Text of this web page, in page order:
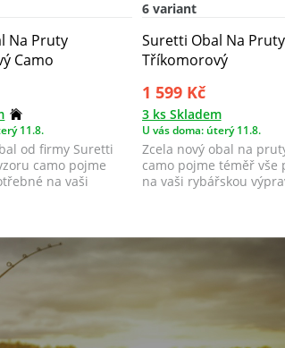
Na Pruty
Camo
11.8.
od firmy Suretti
camo pojme
na vaši
6 variant
Suretti Obal Na
Tříkomorový
1 599 Kč
3 ks Skladem
U vás doma: úterý 11.8.
Zcela nový obal na
camo pojme téměř vše
na vaši rybářskou